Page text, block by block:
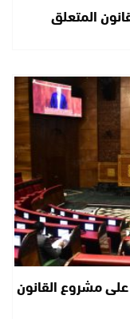
المتعلق
مشروع القانون